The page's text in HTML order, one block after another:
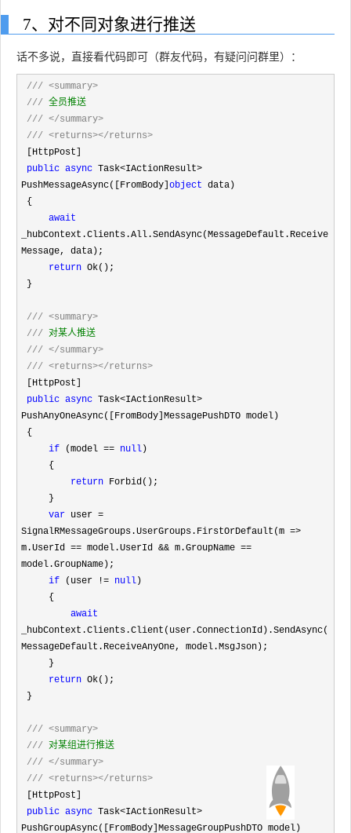
7、对不同对象进行推送
话不多说，直接看代码即可（群友代码，有疑问问群里）：
/// <summary>
/// 全员推送
/// </summary>
/// <returns></returns>
public async Task<IActionResult>
PushMessageAsync([FromBody] object data)
await
_hubContext.Clients.All.SendAsync(MessageDefault.Receive
Message, data);
return Ok();
/// <summary>
/// 对某人推送
/// </summary>
/// <returns></returns>
public async Task<IActionResult>
PushAnyOneAsync([FromBody]MessagePushDTO model)
if (model == null )
return Forbid();
var user =
SignalRMessageGroups.UserGroups.FirstOrDefault(m =>
m.UserId == model.UserId && m.GroupName ==
model.GroupName);
if (user != null )
await
_hubContext.Clients.Client(user.ConnectionId).SendAsync(
MessageDefault.ReceiveAnyOne, model.MsgJson);
return Ok();
/// <summary>
/// 对某组进行推送
/// </summary>
/// <returns></returns>
public async Task<IActionResult>
PushGroupAsync([FromBody]MessageGroupPushDTO model)